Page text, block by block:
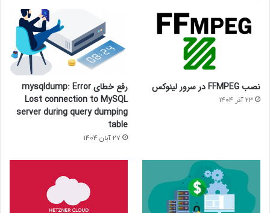
نصب FFMPEG در سرور لینوکس
23 آذر 1404
رفع خطای mysqldump: Error
Lost connection to MySQL
server during query dumping
table
27 آبان 1404